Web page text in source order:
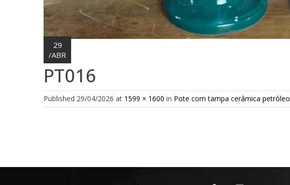
29
/ABR
PT016
Published 29/04/2026 at 1599 × 1600 in Pote com tampa cerâmica petróleo